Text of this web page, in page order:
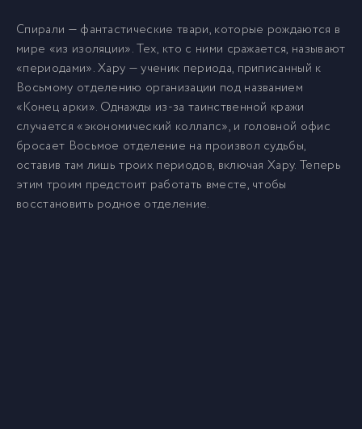
Спирали — фантастические твари, которые рождаются в
мире «из изоляции». Тех, кто с ними сражается, называют
«периодами». Хару — ученик периода, приписанный к
Восьмому отделению организации под названием
«Конец арки». Однажды из-за таинственной кражи
случается «экономический коллапс», и головной офис
бросает Восьмое отделение на произвол судьбы,
оставив там лишь троих периодов, включая Хару. Теперь
этим троим предстоит работать вместе, чтобы
восстановить родное отделение.